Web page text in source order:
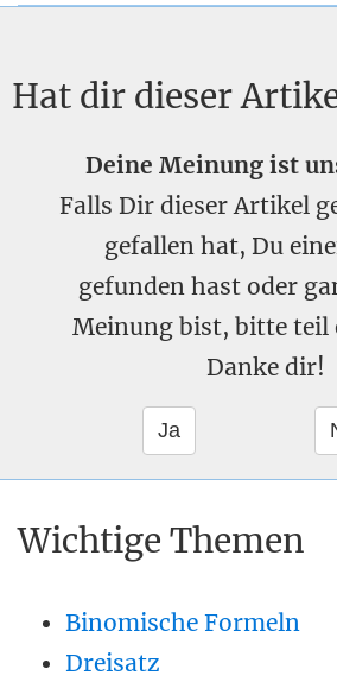
Hat dir dieser
Deine Meinung ist
Falls Dir dieser Artikel
gefallen hat, Du
gefunden hast oder
Meinung bist, bitte teil
Danke dir!
Wichtige Themen
Binomische Formeln
Dreisatz